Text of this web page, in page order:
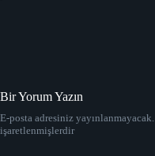
Bir Yorum Yazın
E-posta adresiniz yayınlanmayacak.
işaretlenmişlerdir